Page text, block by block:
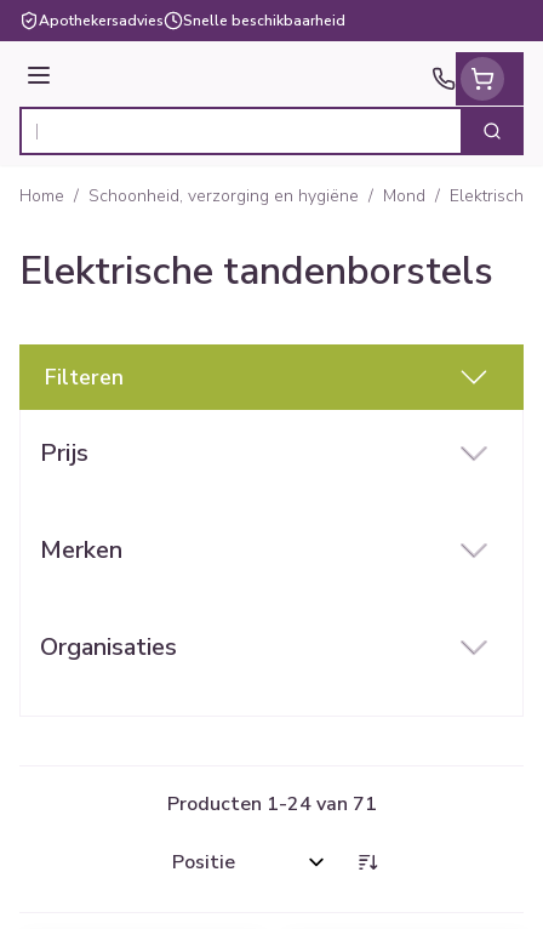
Ga naar de inhoud
Apothekersadvies Snelle beschikbaarheid
Menu
Product, merk, categorie... Zoek
Home / Schoonheid, verzorging en hygiëne / Mond / Elektrische
Elektrische tandenborstels
Filteren
Prijs
Merken
Organisaties
Producten 1-24van 71
Sorteer op: